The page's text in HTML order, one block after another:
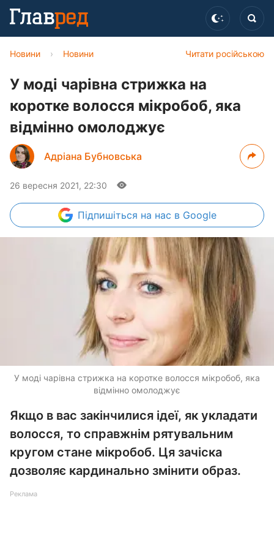
Читати російською
Новини › Новини
У моді чарівна стрижка на
коротке волосся мікробоб, яка
відмінно омолоджує
Адріана Бубновська
26 вересня 2021, 22:30
Підпишіться на нас в Google
У моді чарівна стрижка на коротке волосся мікробоб, яка
відмінно омолоджує
Якщо в вас закінчилися ідеї, як укладати
волосся, то справжнім рятувальним
кругом стане мікробоб. Ця зачіска
дозволяє кардинально змінити образ.
Реклама